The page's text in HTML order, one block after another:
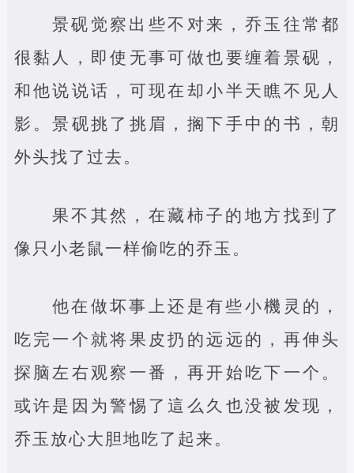
景砚觉察出些不对来，乔玉往常都
很黏人，即使无事可做也要缠着景砚，
和他说说话，可现在却小半天瞧不见人
影。景砚挑了挑眉，搁下手中的书，朝
外头找了过去。
果不其然，在藏柿子的地方找到了
像只小老鼠一样偷吃的乔玉。
他在做坏事上还是有些小機灵的，
吃完一个就将果皮扔的远远的，再伸头
探脑左右观察一番，再开始吃下一个。
或许是因为警惕了這么久也没被发现，
乔玉放心大胆地吃了起来。